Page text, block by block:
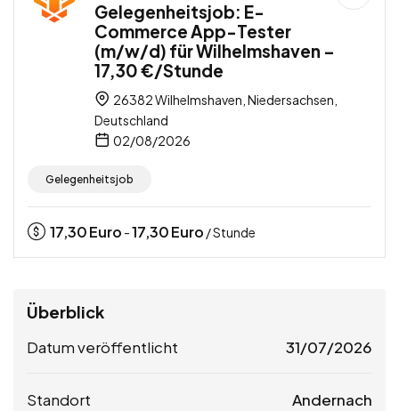
Gelegenheitsjob: E-
Commerce App-Tester
(m/w/d) für Wilhelmshaven –
17,30 €/Stunde
26382 Wilhelmshaven, Niedersachsen,
Deutschland
02/08/2026
Gelegenheitsjob
17,30Euro -17,30Euro / Stunde
Überblick
Datum veröffentlicht 31/07/2026
Standort Andernach